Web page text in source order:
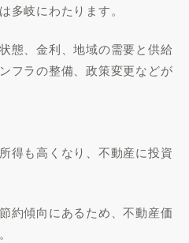
多岐にわたります。
態、金利、地域の需要と供給
フラの整備、政策変更などが
得も高くなり、不動産に投資
約傾向にあるため、不動産価